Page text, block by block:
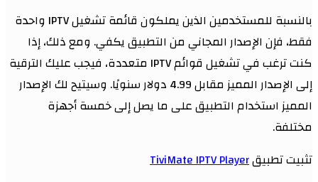
بالنسبة للمستخدمين الذين يملكون قائمة تشغيل IPTV واحدة
فقط، فإن الإصدار المجاني من التطبيق يكفي. ومع ذلك، إذا
كنت ترغب في تشغيل قوائم IPTV متعددة، فيجب عليك الترقية
إلى الإصدار المميز مقابل 4.99 دولار سنويًا. وسيتيح لك الإصدار
المميز استخدام التطبيق على ما يصل إلى خمسة أجهزة
مختلفة.
تثبيت تطبيقTiviMate IPTV Player